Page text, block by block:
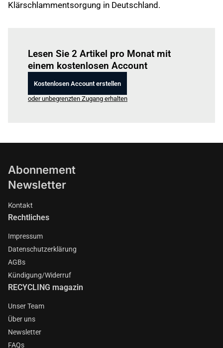
Klärschlammentsorgung in Deutschland.
Lesen Sie 2 Artikel pro Monat mit
einem kostenlosen Account
Kostenlosen Account erstellen
oder unbegrenzten Zugang erhalten
Abonnement
Newsletter
Kontakt
Rechtliches
Impressum
Datenschutzerklärung
AGBs
Kündigung/Widerruf
RECYCLING magazin
Unser Team
Über uns
Newsletter
FAQs